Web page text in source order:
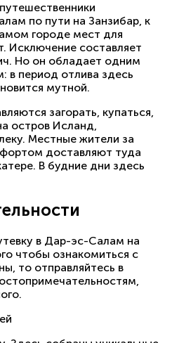
по пути на Занзибар, к
городе мест для
Исключение составляет
Но он обладает одним
в период отлива здесь
мутной.
загорать, купаться,
остров Исланд,
Местные жители за
доставляют туда
В будние дни здесь
в Дар-эс-Салам на
чтобы ознакомиться с
то отправляйтесь в